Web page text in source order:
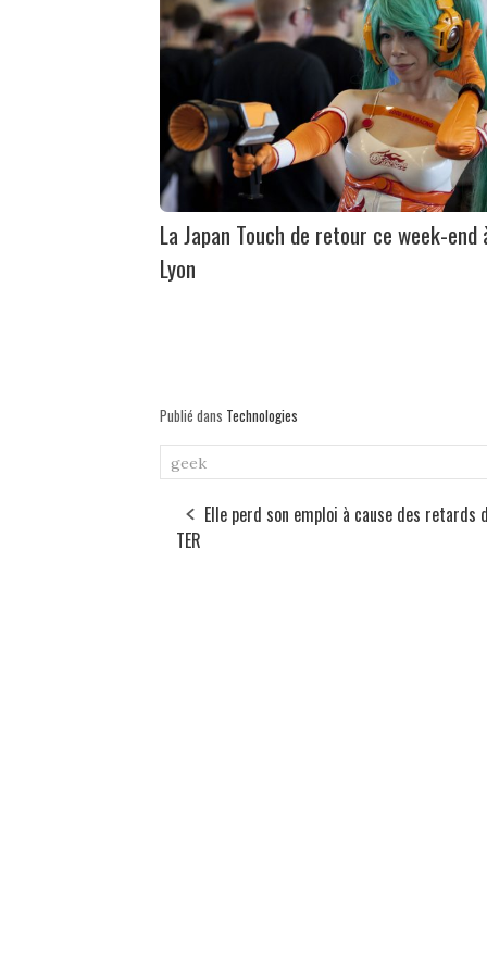
La Japan Touch de retour ce week-end
Lyon
Publié dans Technologies
geek
Elle perd son emploi à cause des retards
TER